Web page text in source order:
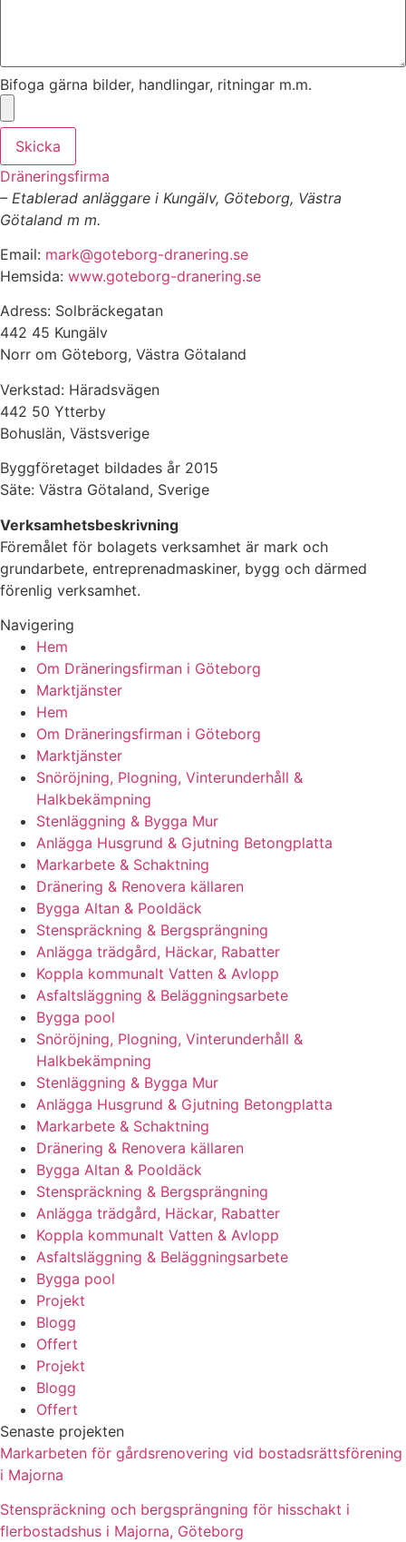
Bifoga gärna bilder, handlingar, ritningar m.m.
Skicka
Dräneringsfirma
– Etablerad anläggare i Kungälv, Göteborg, Västra
Götaland m m.
Email: mark@goteborg-dranering.se
Hemsida: www.goteborg-dranering.se
Adress: Solbräckegatan
442 45 Kungälv
Norr om Göteborg, Västra Götaland
Verkstad: Häradsvägen
442 50 Ytterby
Bohuslän, Västsverige
Byggföretaget bildades år 2015
Säte: Västra Götaland, Sverige
Verksamhetsbeskrivning
Föremålet för bolagets verksamhet är mark och
grundarbete, entreprenadmaskiner, bygg och därmed
förenlig verksamhet.
Navigering
Hem
Om Dräneringsfirman i Göteborg
Marktjänster
Hem
Om Dräneringsfirman i Göteborg
Marktjänster
Snöröjning, Plogning, Vinterunderhåll &
Halkbekämpning
Stenläggning & Bygga Mur
Anlägga Husgrund & Gjutning Betongplatta
Markarbete & Schaktning
Dränering & Renovera källaren
Bygga Altan & Pooldäck
Stenspräckning & Bergsprängning
Anlägga trädgård, Häckar, Rabatter
Koppla kommunalt Vatten & Avlopp
Asfaltsläggning & Beläggningsarbete
Bygga pool
Snöröjning, Plogning, Vinterunderhåll &
Halkbekämpning
Stenläggning & Bygga Mur
Anlägga Husgrund & Gjutning Betongplatta
Markarbete & Schaktning
Dränering & Renovera källaren
Bygga Altan & Pooldäck
Stenspräckning & Bergsprängning
Anlägga trädgård, Häckar, Rabatter
Koppla kommunalt Vatten & Avlopp
Asfaltsläggning & Beläggningsarbete
Bygga pool
Projekt
Blogg
Offert
Projekt
Blogg
Offert
Senaste projekten
Markarbeten för gårdsrenovering vid bostadsrättsförening
i Majorna
Stenspräckning och bergsprängning för hisschakt i
flerbostadshus i Majorna, Göteborg